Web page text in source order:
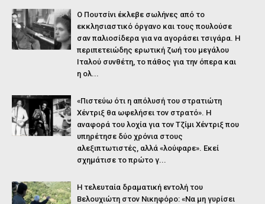
O Πουτσίνι έκλεβε σωλήνες από το
εκκλησιαστικό όργανο και τους πουλούσε
σαν παλιοσίδερα για να αγοράσει τσιγάρα. Η
περιπετειώδης ερωτική ζωή του μεγάλου
Ιταλού συνθέτη, το πάθος για την όπερα και
η ολ...
«Πιστεύω ότι η απόλυσή του στρατιώτη
Χέντριξ θα ωφελήσει τον στρατό». Η
αναφορά του λοχία για τον Τζίμι Χέντριξ που
υπηρέτησε δύο χρόνια στους
αλεξιπτωτιστές, αλλά «λούφαρε». Εκεί
σχημάτισε το πρώτο γ...
Η τελευταία δραματική εντολή του
Βελουχιώτη στον Νικηφόρο: «Να μη γυρίσει